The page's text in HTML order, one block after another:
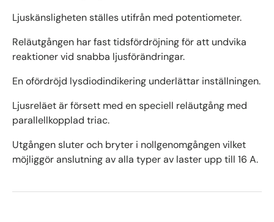
Ljuskänsligheten ställes utifrån med potentiometer.
Reläutgången har fast tidsfördröjning för att undvika
reaktioner vid snabba ljusförändringar.
En ofördröjd lysdiodindikering underlättar inställningen.
Ljusreläet är försett med en speciell reläutgång med
parallellkopplad triac.
Utgången sluter och bryter i nollgenomgången vilket
möjliggör anslutning av alla typer av laster upp till 16 A.